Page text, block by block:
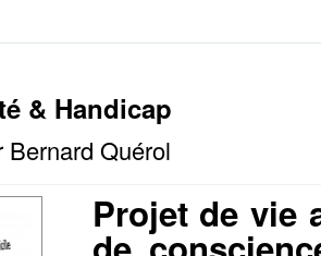
& Handicap
Bernard Quérol
Projet de vie